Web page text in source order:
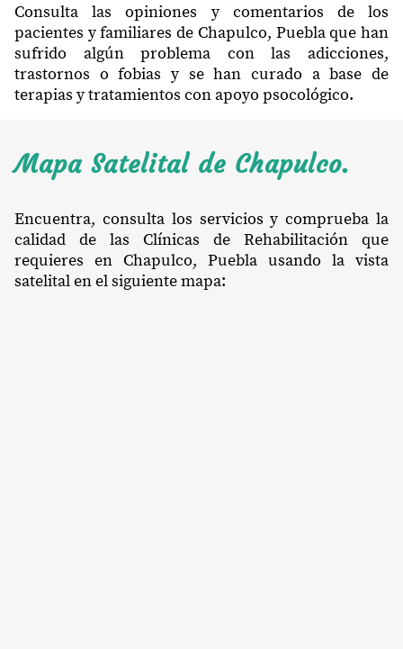
Consulta las opiniones y comentarios de los
pacientes y familiares de Chapulco, Puebla que han
sufrido algún problema con las adicciones,
trastornos o fobias y se han curado a base de
terapias y tratamientos con apoyo psocológico.
Mapa Satelital de Chapulco.
Encuentra, consulta los servicios y comprueba la
calidad de las Clínicas de Rehabilitación que
requieres en Chapulco, Puebla usando la vista
satelital en el siguiente mapa: